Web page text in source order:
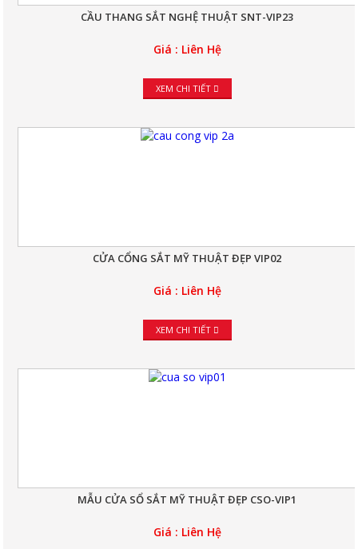
CẦU THANG SẮT NGHỆ THUẬT SNT-VIP23
Giá : Liên Hệ
XEM CHI TIẾT
CỬA CỔNG SẮT MỸ THUẬT ĐẸP VIP02
Giá : Liên Hệ
XEM CHI TIẾT
MẪU CỬA SỔ SẮT MỸ THUẬT ĐẸP CSO-VIP1
Giá : Liên Hệ